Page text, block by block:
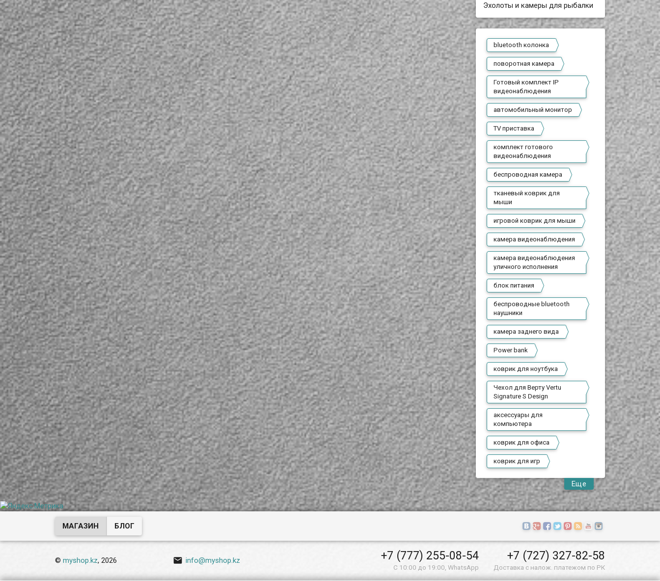
Эхолоты и камеры для рыбалки
bluetooth колонка
поворотная камера
Готовый комплект IP
видеонаблюдения
автомобильный монитор
TV приставка
комплект готового
видеонаблюдения
беспроводная камера
тканевый коврик для
мыши
игровой коврик для мыши
камера видеонаблюдения
камера видеонаблюдения
уличного исполнения
блок питания
беспроводные bluetooth
наушники
камера заднего вида
Power bank
коврик для ноутбука
Чехол для Верту Vertu
Signature S Design
аксессуары для
компьютера
коврик для офиса
коврик для игр
Еще
МАГАЗИН БЛОГ
©myshop.kz, 2026  info@myshop.kz +7 (777) 255-08-54
С 10:00 до 19:00, WhatsApp
+7 (727) 327-82-58
Доставка с налож. платежом по РК